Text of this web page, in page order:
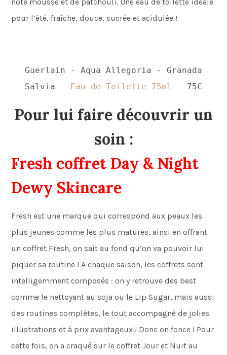
pour l’été, fraîche, douce, sucrée et acidulée !
Guerlain - Aqua Allegoria - Granada
Salvia - Eau de Toilette 75ml - 75€
Pour lui faire découvrir un
soin :
Fresh coffret Day & Night
Dewy Skincare
Fresh est une marque qui correspond aux peaux les
plus jeunes comme les plus matures, ainsi en offrant
un coffret Fresh, on sait au fond qu’on va pouvoir lui
piquer sa routine ! A chaque saison, les coffrets sont
intelligemment composés : on y retrouve des best
comme le nettoyant au soja ou le Lip Sugar, mais aussi
des routines complètes, le tout accompagné de jolies
illustrations et à prix avantageux ! Donc on fonce ! Pour
cette fois, on a craqué sur le coffret Jour et Nuit au